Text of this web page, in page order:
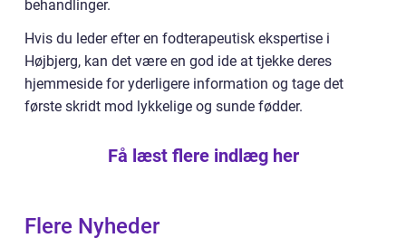
behandlinger.
Hvis du leder efter en fodterapeutisk ekspertise i
Højbjerg, kan det være en god ide at tjekke deres
hjemmeside for yderligere information og tage det
første skridt mod lykkelige og sunde fødder.
Få læst flere indlæg her
Flere Nyheder